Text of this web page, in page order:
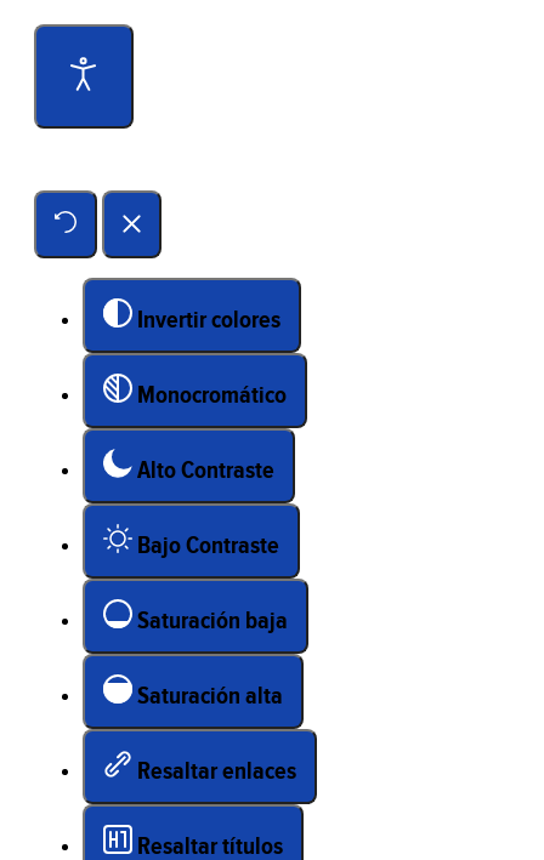
Invertir colores
Monocromático
Alto Contraste
Bajo Contraste
Saturación baja
Saturación alta
Resaltar enlaces
Resaltar títulos